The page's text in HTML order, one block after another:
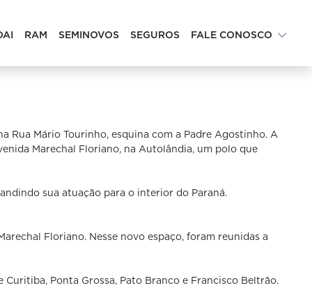
RAM SEMINOVOS SEGUROS FALE CONOSCO
Rua Mário Tourinho, esquina com a Padre Agostinho. A
Marechal Floriano, na Autolândia, um polo que
sua atuação para o interior do Paraná.
Floriano. Nesse novo espaço, foram reunidas a
Ponta Grossa, Pato Branco e Francisco Beltrão.